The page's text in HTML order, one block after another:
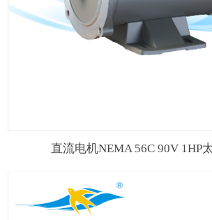
直流电机NEMA 56C 90V 1HP